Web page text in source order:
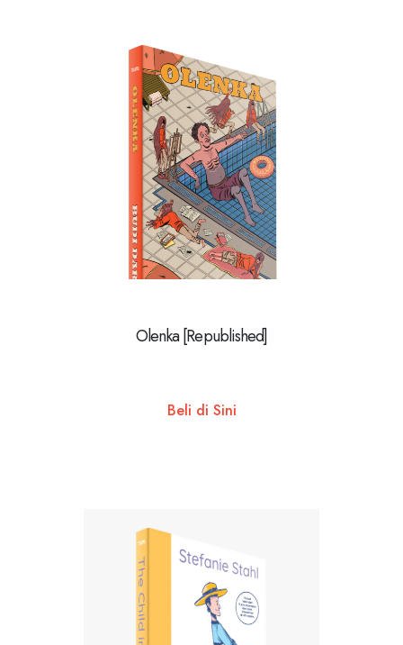
Olenka [Republished]
Beli di Sini